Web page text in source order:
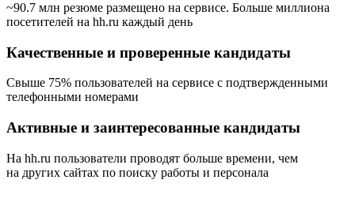
~90.7 млн резюме размещено на сервисе. Больше миллиона
посетителей на hh.ru каждый день
Качественные и проверенные кандидаты
Свыше 75% пользователей на сервисе с подтвержденными
телефонными номерами
Активные и заинтересованные кандидаты
На hh.ru пользователи проводят больше времени, чем
на других сайтах по поиску работы и персонала